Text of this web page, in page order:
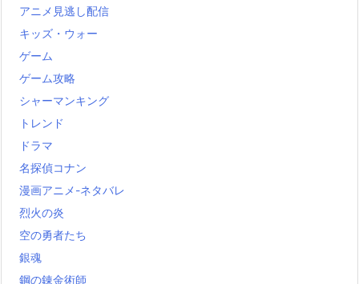
アニメ見逃し配信
キッズ・ウォー
ゲーム
ゲーム攻略
シャーマンキング
トレンド
ドラマ
名探偵コナン
漫画アニメ-ネタバレ
烈火の炎
空の勇者たち
銀魂
鋼の錬金術師